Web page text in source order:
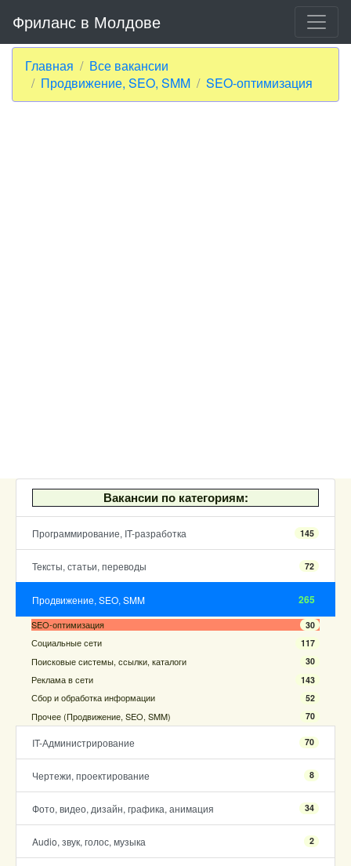
Фриланс в Молдове
Главная
Все вакансии
Продвижение, SEO, SMM
SEO-оптимизация
Вакансии по категориям:
Программирование, IT-разработка 145
Тексты, статьи, переводы 72
Продвижение, SEO, SMM 265
SEO-оптимизация 30
Социальные сети 117
Поисковые системы, ссылки, каталоги 30
Реклама в сети 143
Сбор и обработка информации 52
Прочее (Продвижение, SEO, SMM) 70
IT-Администрирование 70
Чертежи, проектирование 8
Фото, видео, дизайн, графика, анимация 34
Audio, звук, голос, музыка 2